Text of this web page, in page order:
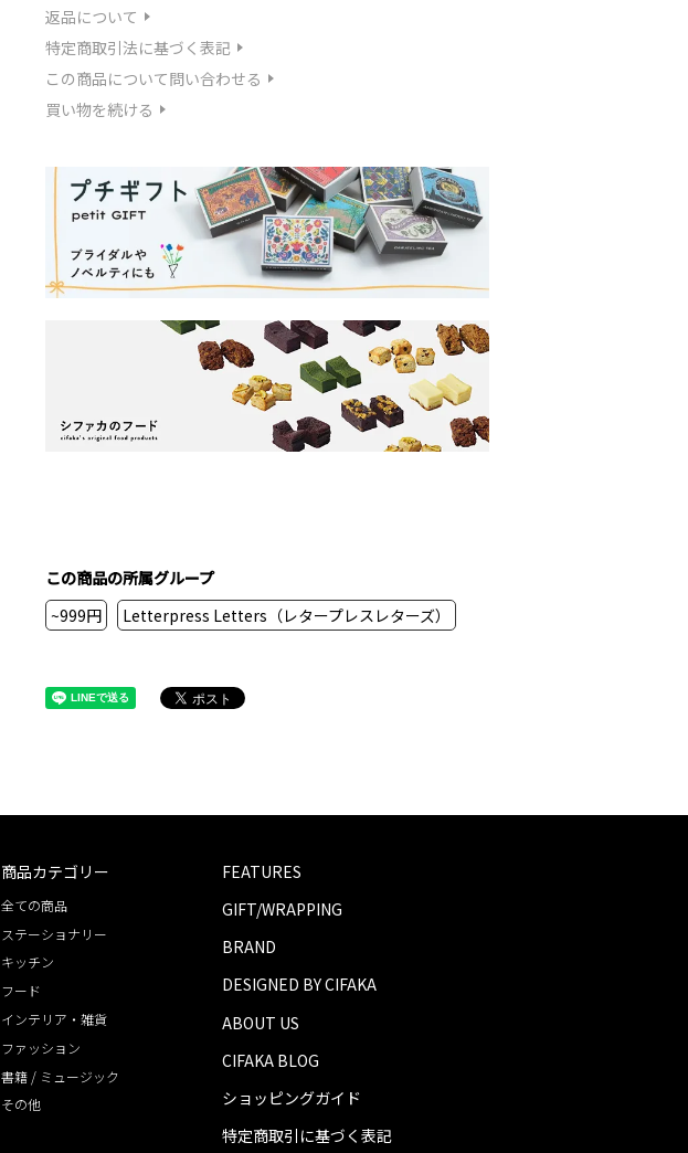
返品について
特定商取引法に基づく表記
この商品について問い合わせる
買い物を続ける
この商品の所属グループ
~999円
Letterpress Letters（レタープレスレターズ）
商品カテゴリー
全ての商品
ステーショナリー
キッチン
フード
インテリア・雑貨
ファッション
書籍 / ミュージック
その他
FEATURES
GIFT/WRAPPING
BRAND
DESIGNED BY CIFAKA
ABOUT US
CIFAKA BLOG
ショッピングガイド
特定商取引に基づく表記